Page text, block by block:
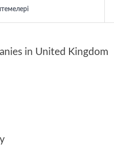
in United Kingdom